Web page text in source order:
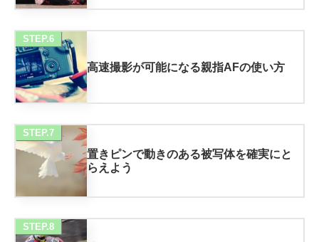
STEP.6
高速撮影が可能になる親指AFの使い方
STEP.7
置きピンで動きのある被写体を確実にと
らえよう
STEP.8